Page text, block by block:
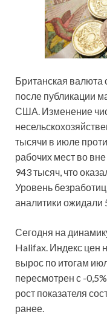
Британская валюта
после публикации
США. Изменение
тысячи в июле
рабочих мест во
943 тысяч, что
Уровень
аналитики ожидали
Сегодня на
Halifax. Индекс цен
вырос по итогам
пересмотрен с -
рост показателя
ранее.